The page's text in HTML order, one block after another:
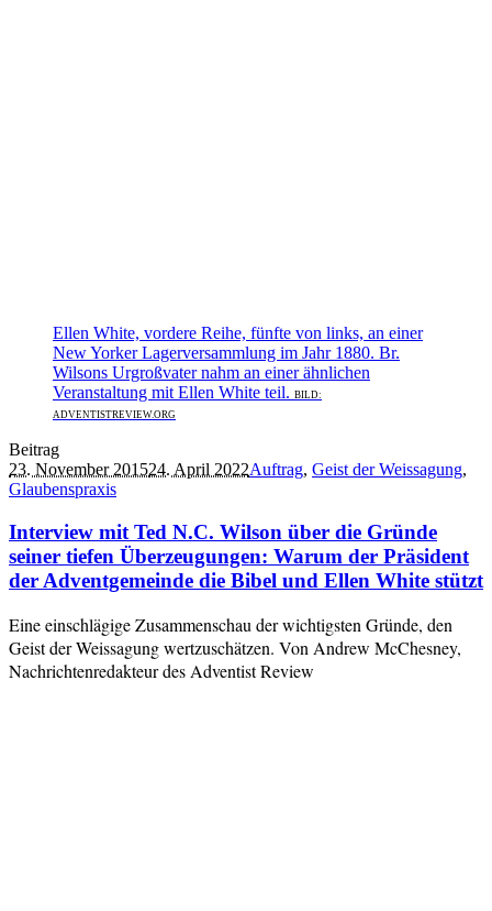
Ellen White, vordere Reihe, fünfte von links, an einer
New Yorker Lagerversammlung im Jahr 1880. Br.
Wilsons Urgroßvater nahm an einer ähnlichen
Veranstaltung mit Ellen White teil. BILD:
ADVENTISTREVIEW.ORG
Beitrag
23. November 201524. April 2022Auftrag, Geist der Weissagung,
Glaubenspraxis
Interview mit Ted N.C. Wilson über die Gründe
seiner tiefen Überzeugungen: Warum der Präsident
der Adventgemeinde die Bibel und Ellen White stützt
Eine einschlägige Zusammenschau der wichtigsten Gründe, den
Geist der Weissagung wertzuschätzen. Von Andrew McChesney,
Nachrichtenredakteur des Adventist Review